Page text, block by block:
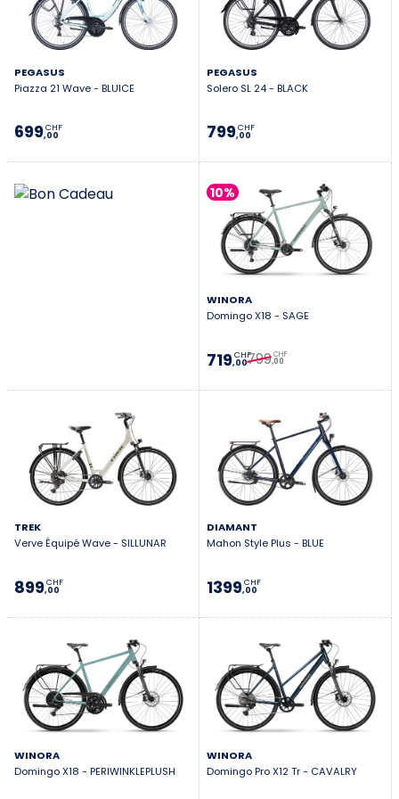
appréhension.
PEGASUS
Piazza 21 Wave - BLUICE
699,00
CHF
PEGASUS
Solero SL 24 - BLACK
799,00
CHF
10%
WINORA
Domingo X18 - SAGE
719,00
CHF799,00
CHF
TREK
Verve Équipé Wave - SILLUNAR
899,00
CHF
DIAMANT
Mahon Style Plus - BLUE
1399,00
CHF
WINORA
Domingo X18 - PERIWINKLEPLUSH
WINORA
Domingo Pro X12 Tr - CAVALRY